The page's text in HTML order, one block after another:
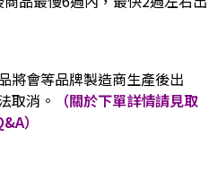
會等品牌製造商生產後出
取消。
（關於下單詳情請見取
）